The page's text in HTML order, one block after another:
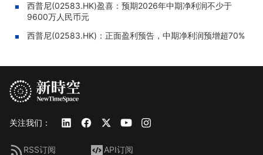
西普尼(02583.HK)盈喜：预期2026年中期净利润不少于
9600万人民币元
西普尼(02583.HK)：正面盈利预告，中期净利润预增超70%
关注我们：
RSS订阅 API订阅